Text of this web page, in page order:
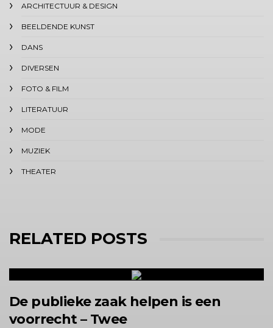
ARCHITECTUUR & DESIGN
BEELDENDE KUNST
DANS
DIVERSEN
FOTO & FILM
LITERATUUR
MODE
MUZIEK
THEATER
RELATED POSTS
De publieke zaak helpen is een
voorrecht – Twee